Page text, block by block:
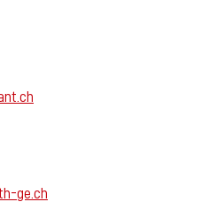
ge.ch